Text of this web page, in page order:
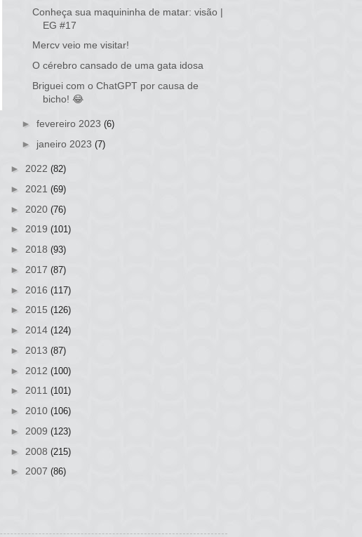
Conheça sua maquininha de matar: visão |
EG #17
Mercv veio me visitar!
O cérebro cansado de uma gata idosa
Briguei com o ChatGPT por causa de
bicho! 😂
► fevereiro 2023 (6)
► janeiro 2023 (7)
► 2022 (82)
► 2021 (69)
► 2020 (76)
► 2019 (101)
► 2018 (93)
► 2017 (87)
► 2016 (117)
► 2015 (126)
► 2014 (124)
► 2013 (87)
► 2012 (100)
► 2011 (101)
► 2010 (106)
► 2009 (123)
► 2008 (215)
► 2007 (86)